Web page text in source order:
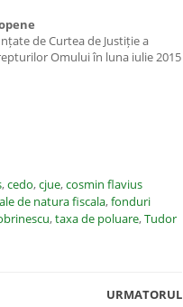
de Curtea de Justiție a
Omului în luna iulie 2015
,cedo,cjue,cosmin flavius
de natura fiscala,fonduri
,taxa de poluare,Tudor
URMATORUL